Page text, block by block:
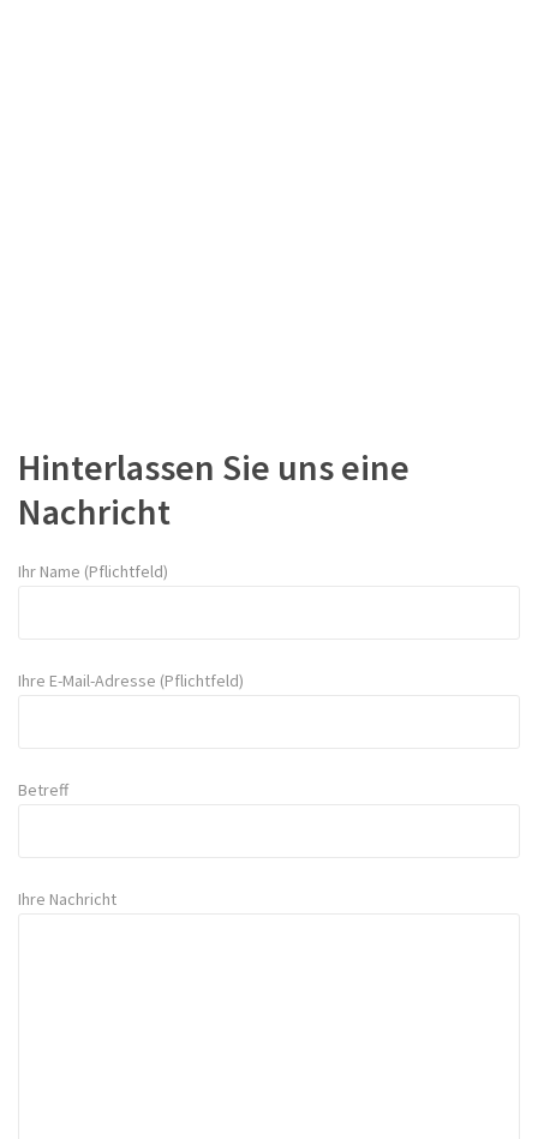
Hinterlassen Sie uns eine
Nachricht
Ihr Name (Pflichtfeld)
Ihre E-Mail-Adresse (Pflichtfeld)
Betreff
Ihre Nachricht